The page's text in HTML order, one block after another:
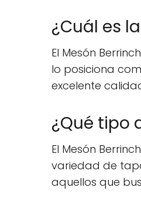
¿Cuál es
El Mesón
lo posiciona
excelente
¿Qué tipo
El Mesón
variedad de
aquellos que